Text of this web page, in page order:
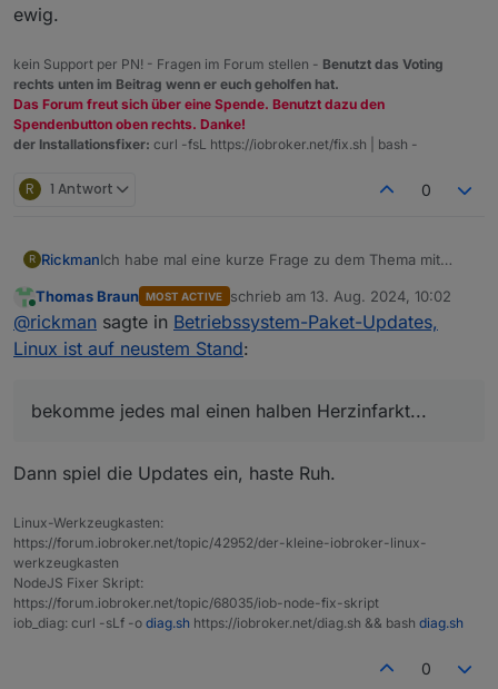
ewig.
kein Support per PN! - Fragen im Forum stellen - Benutzt das Voting
rechts unten im Beitrag wenn er euch geholfen hat.
Das Forum freut sich über eine Spende. Benutzt dazu den
Spendenbutton oben rechts. Danke!
der Installationsfixer: curl -fsL https://iobroker.net/fix.sh | bash -
R 1 Antwort 0
R RickmanIch habe mal eine kurze Frage zu dem Thema mit
Kann man die auch irgendwo deaktivieren (habe
schon gesucht, aber nichts dazu gefunden)?
Mich nervt es, wenn ich nach zwei Tagen wieder aufs
Herzinfarkt...
Online
Thomas Braun MOST ACTIVE schrieb am 13. Aug. 2024, 10:02
zuletzt editiert von
@rickman sagte in Betriebssystem-Paket-Updates,
Linux ist auf neustem Stand:
bekomme jedes mal einen halben Herzinfarkt...
Dann spiel die Updates ein, haste Ruh.
Linux-Werkzeugkasten:
https://forum.iobroker.net/topic/42952/der-kleine-iobroker-linux-
werkzeugkasten
NodeJS Fixer Skript:
https://forum.iobroker.net/topic/68035/iob-node-fix-skript
iob_diag: curl -sLf -o diag.sh https://iobroker.net/diag.sh && bash diag.sh
0